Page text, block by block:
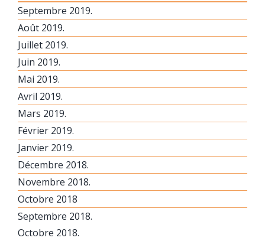
Septembre 2019.
Août 2019.
Juillet 2019.
Juin 2019.
Mai 2019.
Avril 2019.
Mars 2019.
Février 2019.
Janvier 2019.
Décembre 2018.
Novembre 2018.
Octobre 2018
Septembre 2018.
Octobre 2018.